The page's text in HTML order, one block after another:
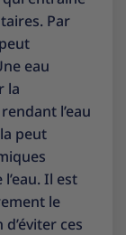
Par
eau
la
l’eau
peut
Il est
le
ces